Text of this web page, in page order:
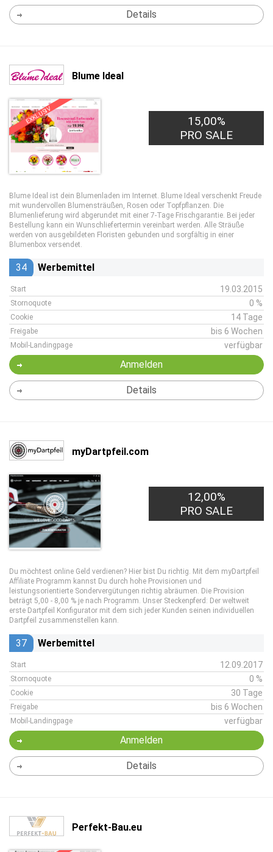
Details
Blume Ideal
EXKLUSIV
15,00%
PRO SALE
Blume Ideal ist dein Blumenladen im Internet. Blume Ideal verschenkt Freude
mit wundervollen Blumensträußen, Rosen oder Topfpflanzen. Die
Blumenlieferung wird abgerundet mit einer 7-Tage Frischgarantie. Bei jeder
Bestellung kann ein Wunschliefertermin vereinbart werden. Alle Sträuße
werden von ausgebildeten Floristen gebunden und sorgfältig in einer
Blumenbox versendet.
34 Werbemittel
Start 19.03.2015
Stornoquote 0 %
Cookie 14 Tage
Freigabe bis 6 Wochen
Mobil-Landingpage verfügbar
Anmelden
Details
myDartpfeil.com
12,00%
PRO SALE
Du möchtest online Geld verdienen? Hier bist Du richtig. Mit dem myDartpfeil
Affiliate Programm kannst Du durch hohe Provisionen und
leistungsorientierte Sondervergütungen richtig abräumen. Die Provision
beträgt 5,00 - 8,00 % je nach Programm. Unser Steckenpferd: Der weltweit
erste Dartpfeil Konfigurator mit dem sich jeder Kunden seinen individuellen
Dartpfeil zusammenstellen kann.
37 Werbemittel
Start 12.09.2017
Stornoquote 0 %
Cookie 30 Tage
Freigabe bis 6 Wochen
Mobil-Landingpage verfügbar
Anmelden
Details
Perfekt-Bau.eu